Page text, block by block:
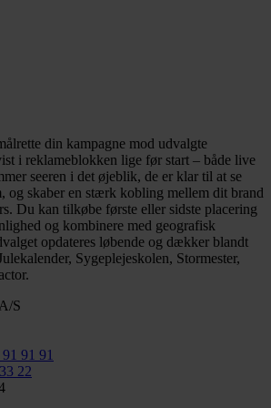
din kampagne mod udvalgte
i reklameblokken lige før start – både live
seeren i det øjeblik, de er klar til at se
og skaber en stærk kobling mellem dit brand
Du kan tilkøbe første eller sidste placering
og kombinere med geografisk
opdateres løbende og dækker blandt
Sygeplejeskolen, Stormester,
S
91 91
22